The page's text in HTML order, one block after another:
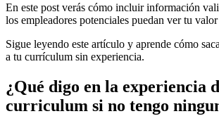
En este post verás cómo incluir información
los empleadores potenciales puedan ver tu
Sigue leyendo este artículo y aprende cómo
a tu currículum sin experiencia.
¿Qué digo en la experiencia
curriculum si no tengo